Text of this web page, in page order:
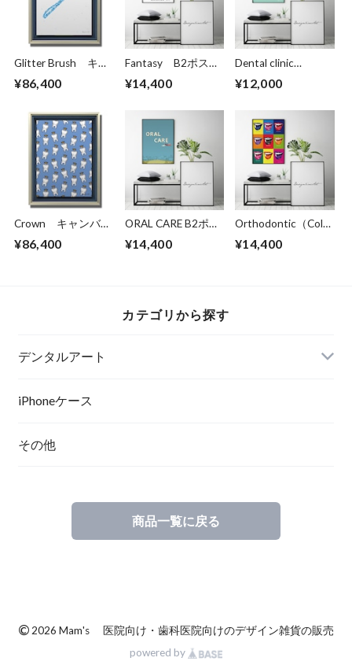
Glitter Brush キャ
（B3サイズ）・立
¥86,400
Fantasy B2ポスタ
¥14,400
Dental clinic
ター（フレーム入
¥12,000
Crown キャンバス
ズ）・立体額入り
¥86,400
ORAL CARE B2ポス
り）
¥14,400
Orthodontic（Color
レーム入り）
¥14,400
カテゴリから探す
デンタルアート
ポスター
ポスターフレーム
キャンバスプリント（立体額縁入り）
iPhoneケース
その他
商品一覧に戻る
© 2026 Mam's 医院向け・歯科医院向けのデザイン雑貨の販売
powered by